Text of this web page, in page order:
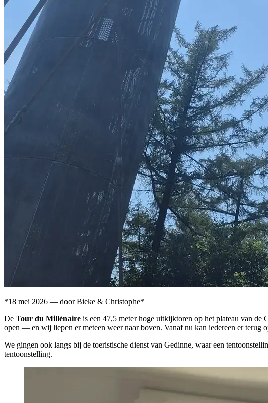
*18 mei 2026 — door Bieke & Christophe*
De Tour du Millénaire is een 47,5 meter hoge uitkijktoren op het plateau van de
open — en wij liepen er meteen weer naar boven. Vanaf nu kan iedereen er terug
We gingen ook langs bij de toeristische dienst van Gedinne, waar een
tentoonstelling.